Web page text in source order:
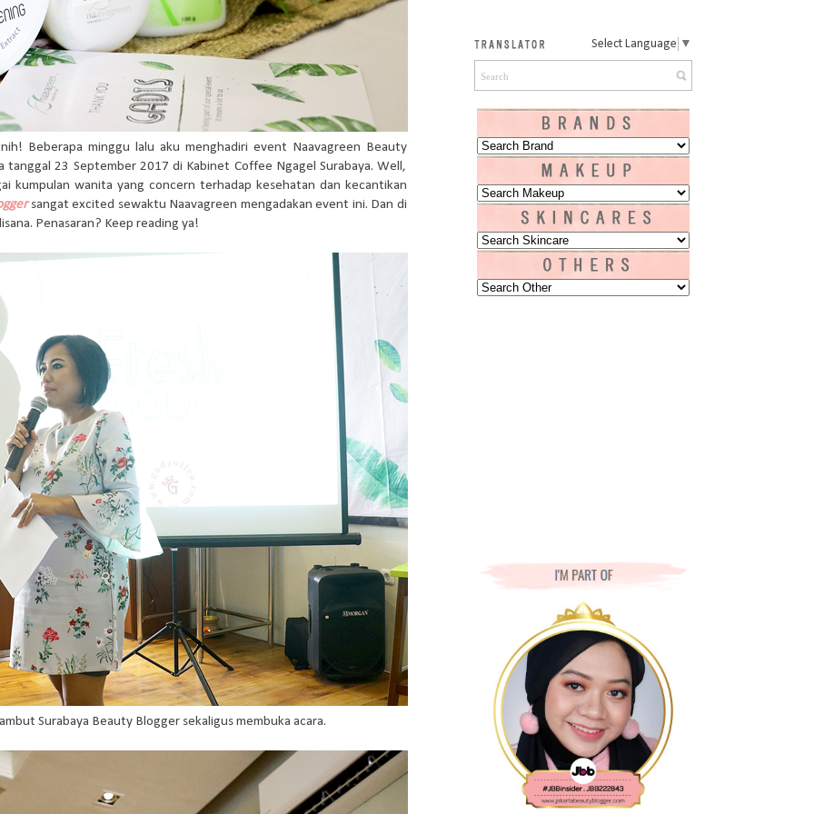
Beberapa minggu lalu aku menghadiri event Naavagreen Beauty
tanggal 23 September 2017 di Kabinet Coffee Ngagel Surabaya. Well,
kumpulan wanita yang concern terhadap kesehatan dan kecantikan
sangat excited sewaktu Naavagreen mengadakan event ini. Dan di
Penasaran? Keep reading ya!
Surabaya Beauty Blogger sekaligus membuka acara.
Select Language ▼